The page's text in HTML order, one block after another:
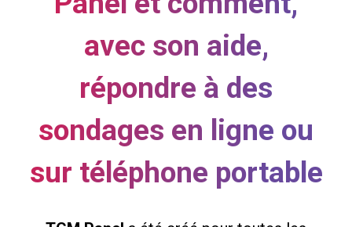
avec son aide,
répondre à des
sondages en ligne ou
sur téléphone portable